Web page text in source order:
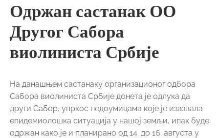
Одржан састанак ОО
Другог Сабора
виолиниста Србије
На данашњем састанаку организационог одбора
Сабора виолиниста Србије донета је одлука да
други Сабор, упркос недоумицама које је изазвала
епидемиолошка ситуација у нашој земљи, ипак буде
одржан како је и планирано од 14. до 16. августа у